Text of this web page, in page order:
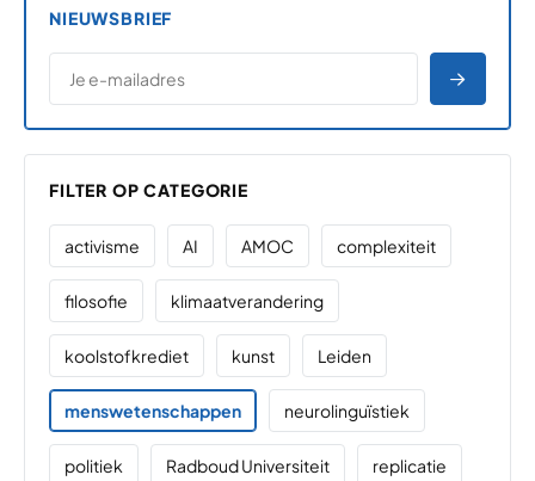
NIEUWSBRIEF
E-MAILADRES
*
FILTER OP CATEGORIE
activisme AI AMOC complexiteit
filosofie klimaatverandering
koolstofkrediet kunst Leiden
menswetenschappen neurolinguïstiek
politiek Radboud Universiteit replicatie